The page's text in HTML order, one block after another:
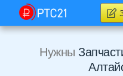
Нужны